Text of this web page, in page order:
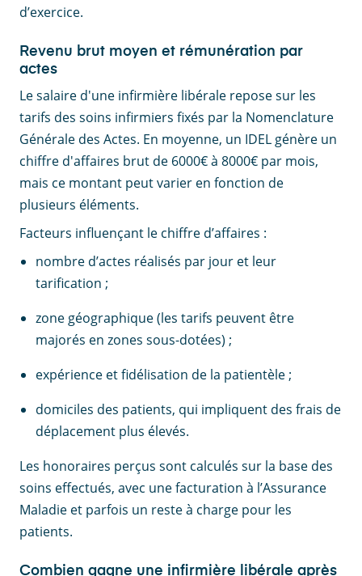
d’exercice.
Revenu brut moyen et rémunération par
actes
Le salaire d'une infirmière libérale repose sur les
tarifs des soins infirmiers fixés par la Nomenclature
Générale des Actes. En moyenne, un IDEL génère un
chiffre d'affaires brut de 6000€ à 8000€ par mois,
mais ce montant peut varier en fonction de
plusieurs éléments.
Facteurs influençant le chiffre d’affaires :
nombre d’actes réalisés par jour et leur
tarification ;
zone géographique (les tarifs peuvent être
majorés en zones sous-dotées) ;
expérience et fidélisation de la patientèle ;
domiciles des patients, qui impliquent des frais de
déplacement plus élevés.
Les honoraires perçus sont calculés sur la base des
soins effectués, avec une facturation à l’Assurance
Maladie et parfois un reste à charge pour les
patients.
Combien gagne une infirmière libérale après